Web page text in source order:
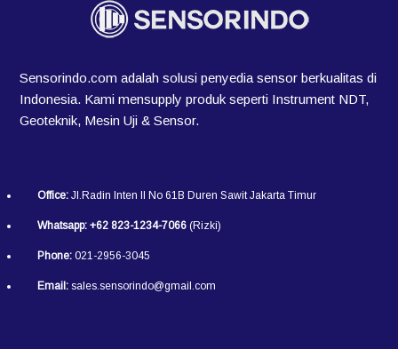
Sensorindo.com adalah solusi penyedia sensor berkualitas di
Indonesia. Kami mensupply produk seperti Instrument NDT,
Geoteknik, Mesin Uji & Sensor.
Office:Jl.Radin Inten II No 61B Duren Sawit Jakarta Timur
Whatsapp: +62 823-1234-7066(Rizki)
Phone:021-2956-3045
Email:sales.sensorindo@gmail.com